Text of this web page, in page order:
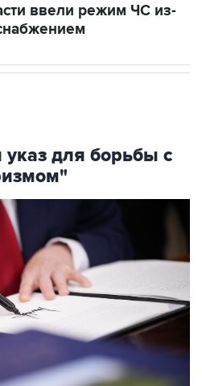
ввели режим ЧС из-
для борьбы с